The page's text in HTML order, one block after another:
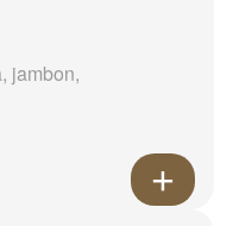
jambon,